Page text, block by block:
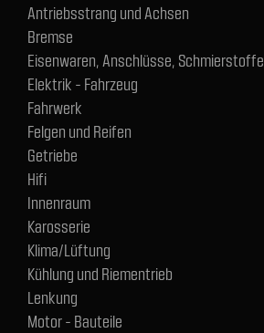
Antriebsstrang und Achsen
Bremse
Eisenwaren, Anschlüsse, Schmierstoffe
Elektrik - Fahrzeug
Fahrwerk
Felgen und Reifen
Getriebe
Hifi
Innenraum
Karosserie
Klima/Lüftung
Kühlung und Riementrieb
Lenkung
Motor - Bauteile